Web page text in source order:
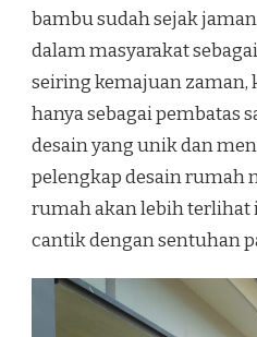
bambu sudah sejak
dalam masyarakat
seiring kemajuan zaman,
hanya sebagai pembatas
desain yang unik dan
pelengkap desain rumah
rumah akan lebih terlihat
cantik dengan sentuhan